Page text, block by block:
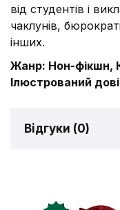
від студентів і
чаклунів,
інших.
Жанр: Нон-фікшн,
Ілюстрований
Відгуки (0)